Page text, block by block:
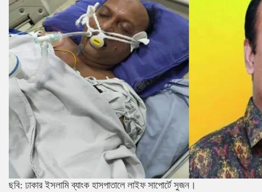
ছবি: ঢাকার ইসলামি ব্যাংক হাসপাতালে লাইফ সাপোর্টে সুজন।